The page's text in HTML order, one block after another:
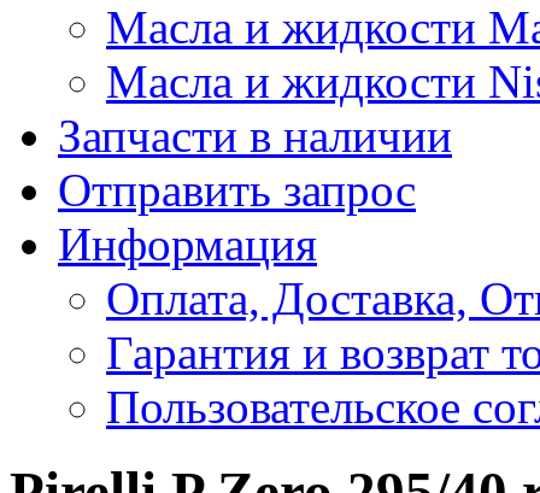
Масла и жидкости
Масла и жидкости
Запчасти в наличии
Отправить запрос
Информация
Оплата, Доставка,
Гарантия и возврат
Пользовательское